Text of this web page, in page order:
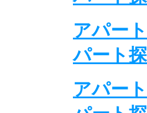
アパー
パート
アパー